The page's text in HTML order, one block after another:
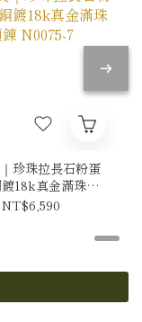
珍珠拉長石粉蛋
18k真金滿珠項
鍊 N0075-7
NT$6,590